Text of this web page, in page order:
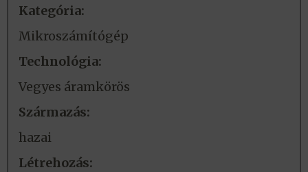
Kategória:
Mikroszámítógép
Technológia:
Vegyes áramkörös
Származás:
hazai
Létrehozás: